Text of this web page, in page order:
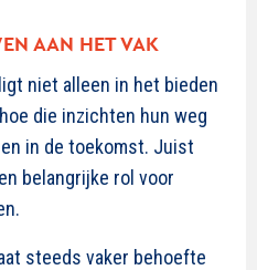
AAN HET VAK
niet alleen in het bieden
die inzichten hun weg
in de toekomst. Juist
belangrijke rol voor
steeds vaker behoefte